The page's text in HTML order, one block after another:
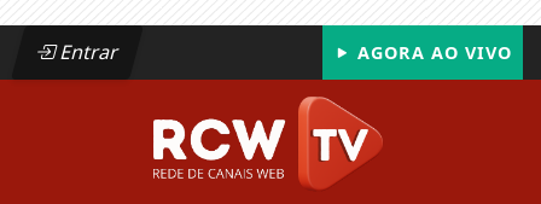
Entrar AGORA AO VIVO